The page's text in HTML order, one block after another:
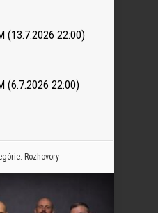
(13.7.2026 22:00)
(6.7.2026 22:00)
Rozhovory